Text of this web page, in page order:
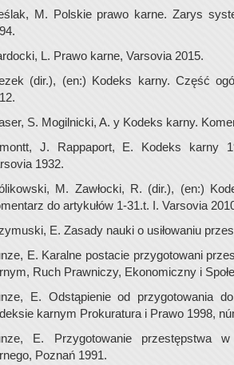
M. Polskie prawo karne. Zarys
L. Prawo karne, Varsovia 2015.
(dir.), (en:) Kodeks karny. Część
S. Mogilnicki, A. y Kodeks karny.
J. Rappaport, E. Kodeks karny
1932.
M. Zawłocki, R. (dir.), (en:)
do artykułów 1-31.t. I. Varsovia
E. Zasady nauki o usiłowaniu
E. Karalne postacie przygotowani
Ruch Prawniczy, Ekonomiczny i
E. Odstąpienie od przygotowania
karnym Prokuratura i Prawo 1998,
E. Przygotowanie przestępstwa
Poznań 1991.